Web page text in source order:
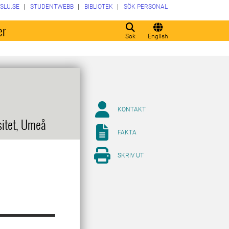
Sök English
SLU.SE STUDENTWEBB BIBLIOTEK SÖK PERSONAL
Umeå
KONTAKT
FAKTA
SKRIV UT